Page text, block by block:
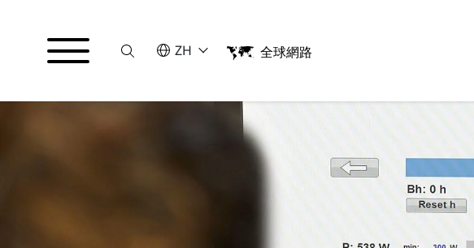
Suche请选择语言
ZH
English
全球網路